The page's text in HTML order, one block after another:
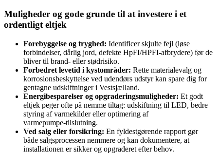
Muligheder og gode grunde til at investere i et
ordentligt eltjek
Forebyggelse og tryghed: Identificer skjulte fejl (løse
forbindelser, dårlig jord, defekte HpFI/HPFI‑afbrydere) før de
bliver til brand- eller stødrisiko.
Forbedret levetid i kystområder: Rette materialevalg og
korrosionsbeskyttelse ved udendørs udstyr kan spare dig for
gentagne udskiftninger i Vestsjælland.
Energibesparelser og opgraderingsmuligheder: Et godt
eltjek peger ofte på nemme tiltag: udskiftning til LED, bedre
styring af varmekilder eller optimering af
varmepumpe‑tilslutning.
Ved salg eller forsikring: En fyldestgørende rapport gør
både salgsprocessen nemmere og kan dokumentere, at
installationen er sikker og opgraderet efter behov.